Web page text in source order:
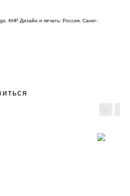
КНР Дизайн и печать: Россия, Санкт-